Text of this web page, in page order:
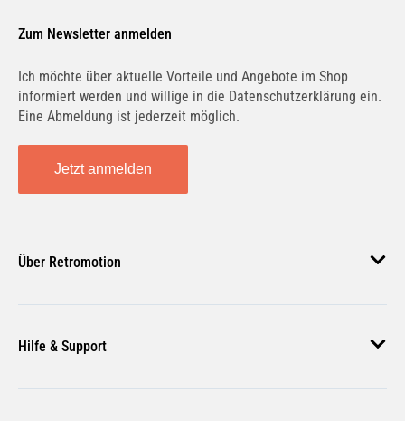
Zum Newsletter anmelden
Ich möchte über aktuelle Vorteile und Angebote im Shop
informiert werden und willige in die Datenschutzerklärung ein.
Eine Abmeldung ist jederzeit möglich.
Jetzt anmelden
Über Retromotion
Unsere Jobs
Magazin
Hilfe & Support